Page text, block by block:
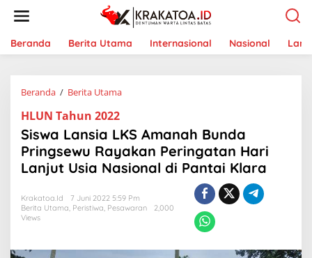
t
Beranda Berita Utama Internasional Nasional
Beranda / Berita Utama
w
a
L
a
s
i
HLUN Tahun 2022
Siswa Lansia LKS Amanah Bunda
Pringsewu Rayakan Peringatan Hari
Lanjut Usia Nasional di Pantai Klara
Krakatoa.id
7 Juni 2022 5:59 Pm
Berita Utama, Peristiwa, Pesawaran
2,000
Views